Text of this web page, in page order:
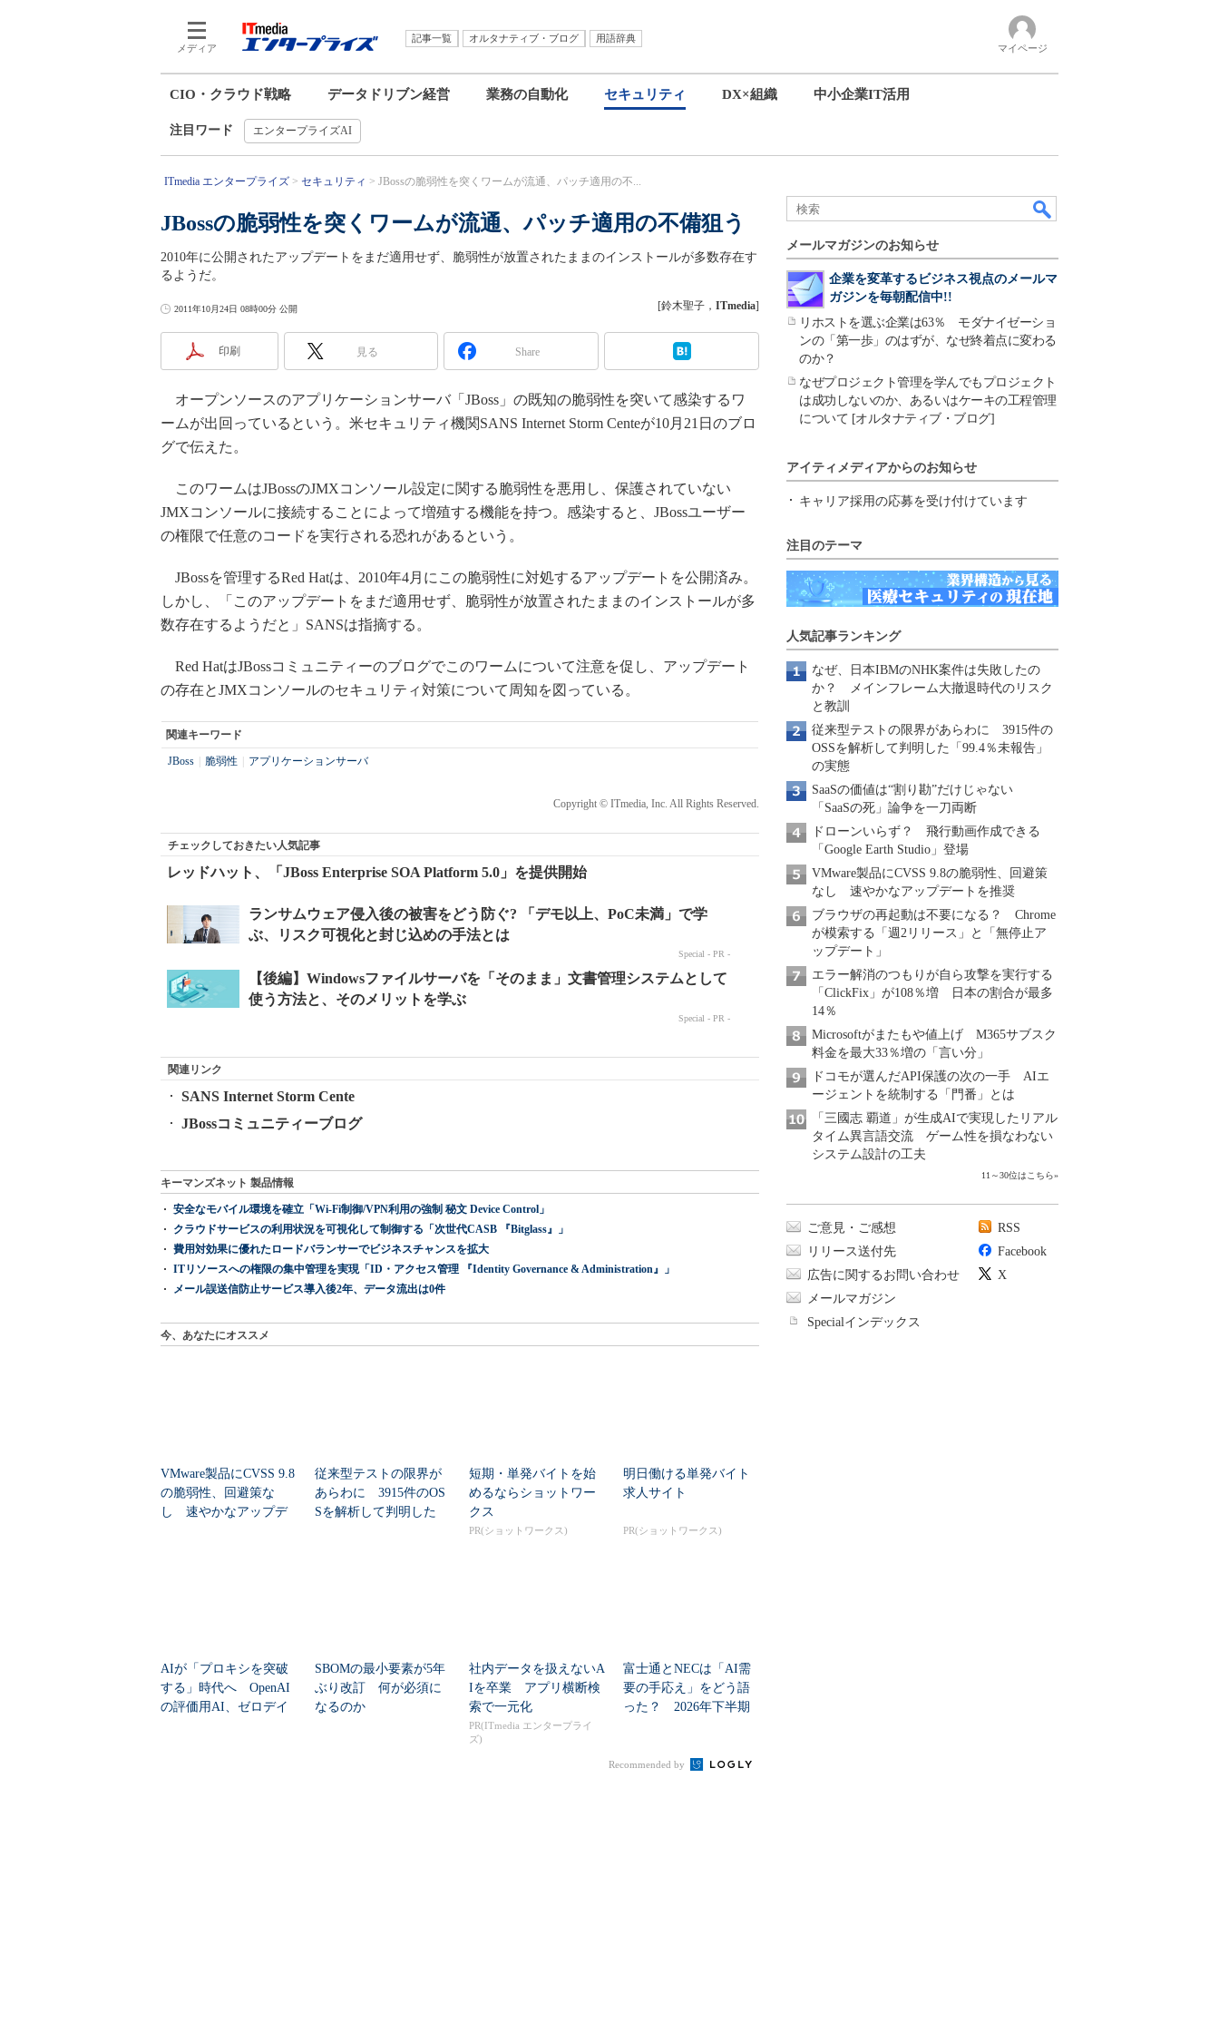
メディア
記事一覧 オルタナティブ・ブログ
用語辞典
マイページ
CIO・クラウド戦略 データドリブン経営 業務の自動化 セキュリティ DX×組織 中小企業IT活用
注目ワード エンタープライズAI
ITmedia エンタープライズ セキュリティ JBossの脆弱性を突くワームが流通、パッチ適用の不...
JBossの脆弱性を突くワームが流通、パッチ適用の不備狙う
2010年に公開されたアップデートをまだ適用せず、脆弱性が放置されたままのインストールが多数存在す
るようだ。
2011年10月24日 08時00分 公開 [鈴木聖子， ITmedia]
印刷 見る Share
オープンソースのアプリケーションサーバ「JBoss」の既知の脆弱性を突いて感染するワ
ームが出回っているという。米セキュリティ機関SANS Internet Storm Centeが10月21日のブロ
グで伝えた。
このワームはJBossのJMXコンソール設定に関する脆弱性を悪用し、保護されていない
JMXコンソールに接続することによって増殖する機能を持つ。感染すると、JBossユーザー
の権限で任意のコードを実行される恐れがあるという。
JBossを管理するRed Hatは、2010年4月にこの脆弱性に対処するアップデートを公開済み。
しかし、「このアップデートをまだ適用せず、脆弱性が放置されたままのインストールが多
数存在するようだと」SANSは指摘する。
Red HatはJBossコミュニティーのブログでこのワームについて注意を促し、アップデート
の存在とJMXコンソールのセキュリティ対策について周知を図っている。
関連キーワード
JBoss 脆弱性 アプリケーションサーバ
Copyright © ITmedia, Inc. All Rights Reserved.
チェックしておきたい人気記事
レッドハット、「JBoss Enterprise SOA Platform 5.0」を提供開始
関連リンク
SANS Internet Storm Cente
JBossコミュニティーブログ
キーマンズネット 製品情報
安全なモバイル環境を確立「Wi-Fi制御/VPN利用の強制 秘文 Device Control」
クラウドサービスの利用状況を可視化して制御する「次世代CASB 『Bitglass』」
費用対効果に優れたロードバランサーでビジネスチャンスを拡大
ITリソースへの権限の集中管理を実現「ID・アクセス管理 『Identity Governance & Administration』」
メール誤送信防止サービス導入後2年、データ流出は0件
今、あなたにオススメ
VMware製品にCVSS 9.8
の脆弱性、回避策な
し 速やかなアップデ
従来型テストの限界が
あらわに 3915件のOS
Sを解析して判明した
短期・単発バイトを始
めるならショットワー
クス
PR(ショットワークス)
明日働ける単発バイト
求人サイト
PR(ショットワークス)
AIが「プロキシを突破
する」時代へ OpenAI
の評価用AI、ゼロデイ
SBOMの最小要素が5年
ぶり改訂 何が必須に
なるのか
社内データを扱えないA
Iを卒業 アプリ横断検
索で一元化
PR(ITmedia エンタープライ
ズ)
富士通とNECは「AI需
要の手応え」をどう語
った？ 2026年下半期
Recommended by
メールマガジンのお知らせ
企業を変革するビジネス視点のメールマ
ガジンを毎朝配信中!!
リホストを選ぶ企業は63％ モダナイゼーショ
ンの「第一歩」のはずが、なぜ終着点に変わる
のか？
なぜプロジェクト管理を学んでもプロジェクト
は成功しないのか、あるいはケーキの工程管理
について [オルタナティブ・ブログ]
アイティメディアからのお知らせ
キャリア採用の応募を受け付けています
注目のテーマ
人気記事ランキング
なぜ、日本IBMのNHK案件は失敗したの
か？ メインフレーム大撤退時代のリスク
と教訓
従来型テストの限界があらわに 3915件の
OSSを解析して判明した「99.4％未報告」
の実態
SaaSの価値は“割り勘”だけじゃない
「SaaSの死」論争を一刀両断
ドローンいらず？ 飛行動画作成できる
「Google Earth Studio」登場
VMware製品にCVSS 9.8の脆弱性、回避策
なし 速やかなアップデートを推奨
ブラウザの再起動は不要になる？ Chrome
が模索する「週2リリース」と「無停止ア
ップデート」
エラー解消のつもりが自ら攻撃を実行する
「ClickFix」が108％増 日本の割合が最多
14％
Microsoftがまたもや値上げ M365サブスク
料金を最大33％増の「言い分」
ドコモが選んだAPI保護の次の一手 AIエ
ージェントを統制する「門番」とは
「三國志 覇道」が生成AIで実現したリアル
タイム異言語交流 ゲーム性を損なわない
システム設計の工夫
11～30位はこちら»
ご意見・ご感想
リリース送付先
広告に関するお問い合わせ
メールマガジン
Specialインデックス
RSS
Facebook
X